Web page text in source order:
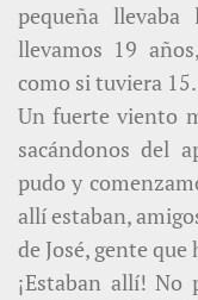
pequeña
llevamos 19
como si tuviera 15.
Un fuerte viento
sacándonos del
pudo y
allí estaban,
de José, gente
¡Estaban allí! No